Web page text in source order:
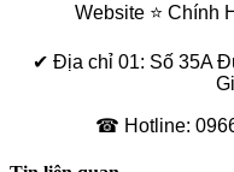
Website ⭐ Chính
✔ Địa chỉ 01: Số 35A
☎ Hotline: